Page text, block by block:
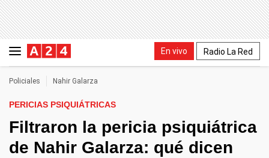
En vivo Radio La Red
Policiales Nahir Galarza
PERICIAS PSIQUIÁTRICAS
Filtraron la pericia psiquiátrica
de Nahir Galarza: qué dicen